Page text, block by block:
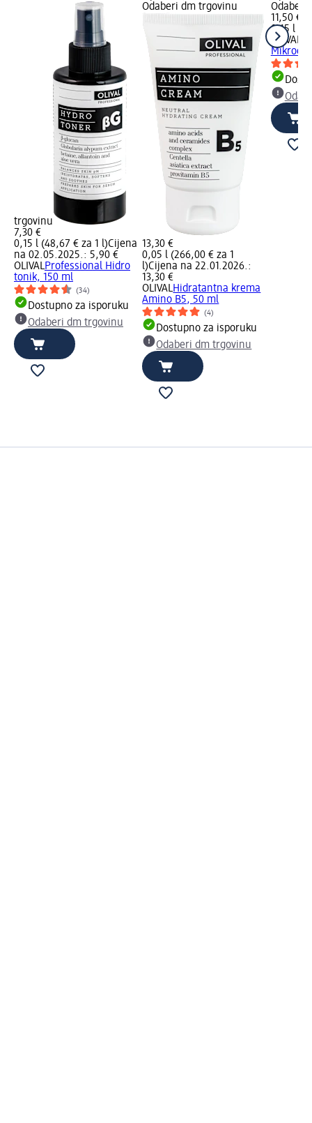
trgovinu
7,30 €
0,15 l (48,67 € za 1 l)Cijena
na 02.05.2025.: 5,90 €
OLIVALProfessional Hidro
tonik, 150 ml
(34)
Dostupno za isporuku
Odaberi dm trgovinu
Odaberi dm trgovinu
13,30 €
0,05 l (266,00 € za 1
l)Cijena na 22.01.2026.:
13,30 €
OLIVALHidratantna krema
Amino B5, 50 ml
(4)
Dostupno za isporuku
Odaberi dm trgovinu
Odaberi
11,50 €
0,15 l
OLIVAL